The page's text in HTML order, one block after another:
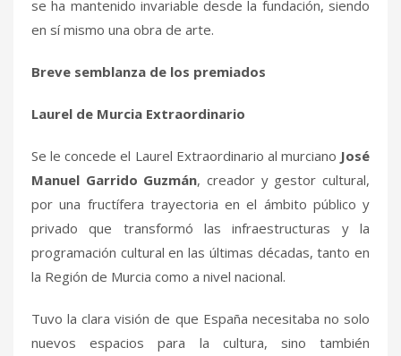
se ha mantenido invariable desde la fundación, siendo
en sí mismo una obra de arte.
Breve semblanza de los premiados
Laurel de Murcia Extraordinario
Se le concede el Laurel Extraordinario al murciano José
Manuel Garrido Guzmán, creador y gestor cultural,
por una fructífera trayectoria en el ámbito público y
privado que transformó las infraestructuras y la
programación cultural en las últimas décadas, tanto en
la Región de Murcia como a nivel nacional.
Tuvo la clara visión de que España necesitaba no solo
nuevos espacios para la cultura, sino también